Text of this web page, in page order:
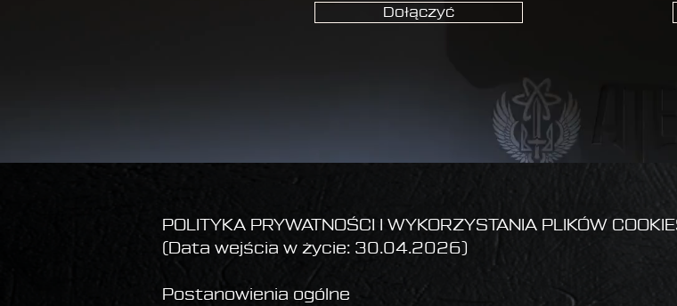
Dołączyć
POLITYKA PRYWATNOŚCI I WYKORZYSTANIA PLIKÓW
(Data wejścia w życie: 30.04.2026)
Postanowienia ogólne